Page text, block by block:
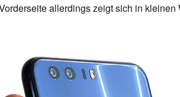
allerdings zeigt sich in